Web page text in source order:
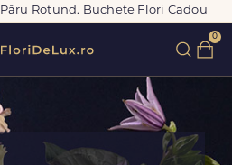
Rotund. Buchete Flori Cadou
0